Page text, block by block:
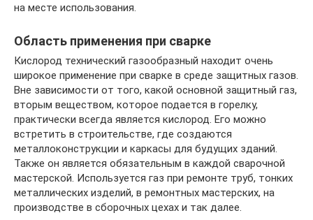
на месте использования.
Область применения при сварке
Кислород технический газообразный находит очень
широкое применение при сварке в среде защитных газов.
Вне зависимости от того, какой основной защитный газ,
вторым веществом, которое подается в горелку,
практически всегда является кислород. Его можно
встретить в строительстве, где создаются
металлоконструкции и каркасы для будущих зданий.
Также он является обязательным в каждой сварочной
мастерской. Используется газ при ремонте труб, тонких
металлических изделий, в ремонтных мастерских, на
производстве в сборочных цехах и так далее.